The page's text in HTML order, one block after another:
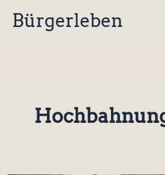
InhaltBürgerleben